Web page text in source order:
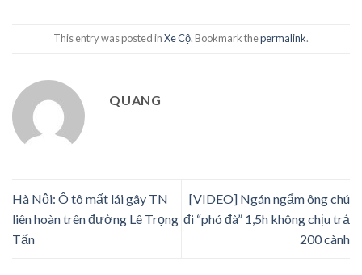
This entry was posted inXe Cộ. Bookmark thepermalink.
QUANG
Hà Nội: Ô tô mất lái gây TN
liên hoàn trên đường Lê Trọng
Tấn
[VIDEO] Ngán ngẩm ông chú
đi “phó đà” 1,5h không chịu trả
200 cành